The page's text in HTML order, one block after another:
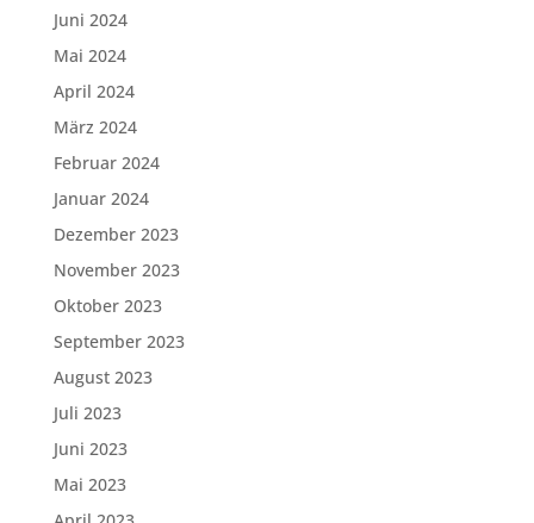
Juni 2024
Mai 2024
April 2024
März 2024
Februar 2024
Januar 2024
Dezember 2023
November 2023
Oktober 2023
September 2023
August 2023
Juli 2023
Juni 2023
Mai 2023